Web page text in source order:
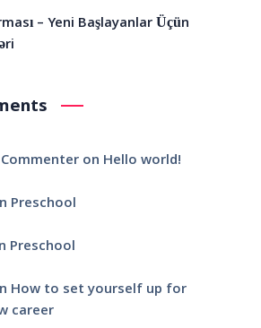
– Yeni Başlayanlar Üçün
on Hello world!
Preschool
Preschool
How to set yourself up for
career